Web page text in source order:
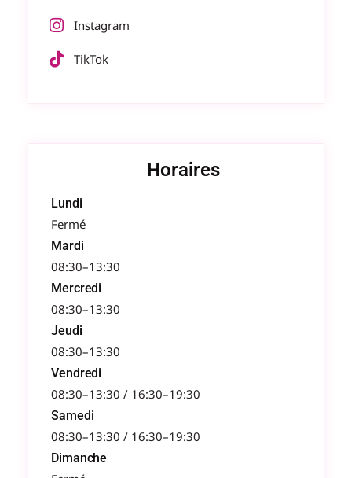
Instagram
TikTok
Horaires
Lundi
Fermé
Mardi
08:30–13:30
Mercredi
08:30–13:30
Jeudi
08:30–13:30
Vendredi
08:30–13:30 / 16:30–19:30
Samedi
08:30–13:30 / 16:30–19:30
Dimanche